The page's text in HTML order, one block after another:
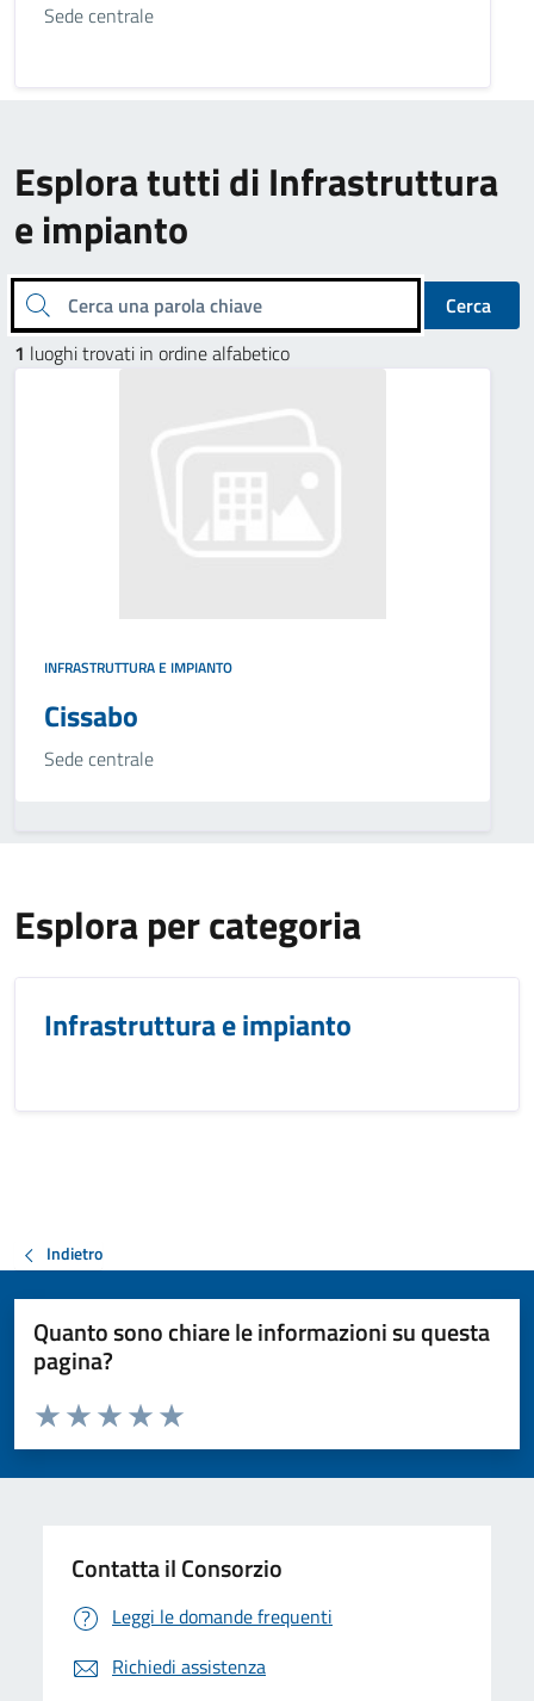
Sede centrale
Esplora tutti di Infrastruttura
e impianto
Cerca una parola chiave
Cerca
1 luoghi trovati in ordine alfabetico
INFRASTRUTTURA E IMPIANTO
Cissabo
Sede centrale
Esplora per categoria
Infrastruttura e impianto
Indietro
Quanto sono chiare le informazioni su questa
pagina?
Valuta da 1 a 5 stelle la pagina
Valuta 5 stelle su 5
Valuta 4 stelle su 5
Valuta 3 stelle su 5
Valuta 2 stelle su 5
Valuta 1 stelle su 5
Contatta il Consorzio
Leggi le domande frequenti
Richiedi assistenza